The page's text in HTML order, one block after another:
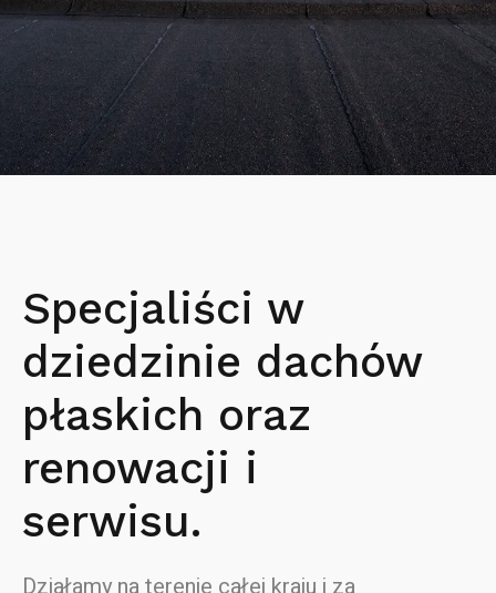
Specjaliści w
dziedzinie dachów
płaskich oraz
renowacji i
serwisu.
Działamy na terenie całej kraju i za